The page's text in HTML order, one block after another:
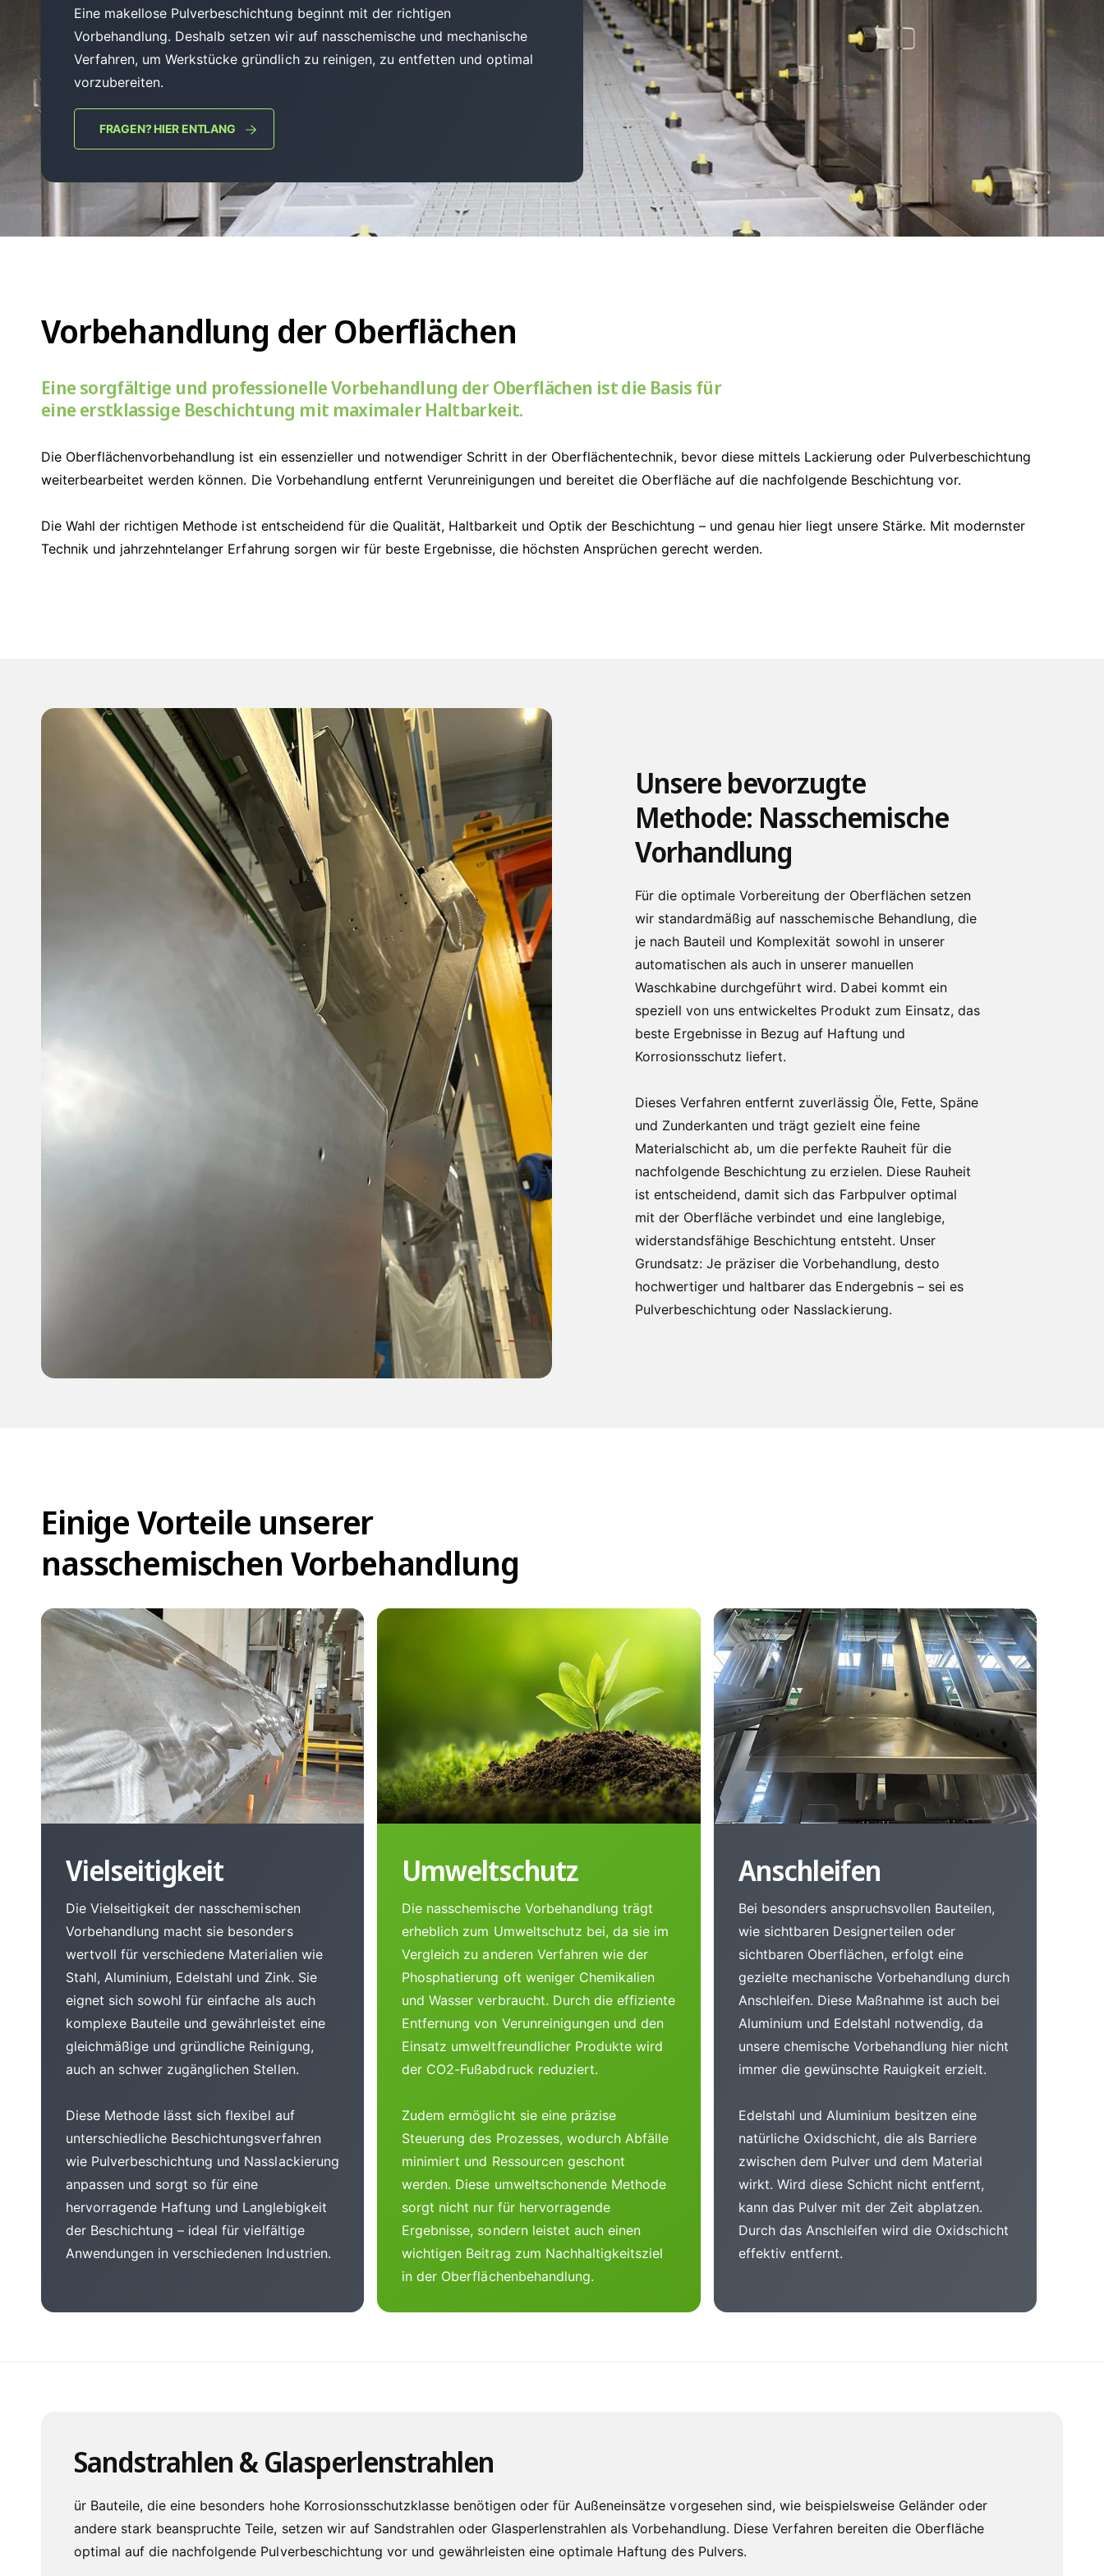
e
s
c
f
t
Eine makellose Pulverbeschichtung beginnt mit der richtigen
Vorbehandlung. Deshalb setzen wir auf nasschemische und mechanische
Verfahren, um Werkstücke gründlich zu reinigen, zu entfetten und optimal
vorzubereiten.
FRAGEN? HIER ENTLANG
Vorbehandlung der Oberflächen
Eine sorgfältige und professionelle Vorbehandlung der Oberflächen ist die Basis für
eine erstklassige Beschichtung mit maximaler Haltbarkeit.
Die Oberflächenvorbehandlung ist ein essenzieller und notwendiger Schritt in der Oberflächentechnik, bevor diese mittels Lackierung oder Pulverbeschichtung
weiterbearbeitet werden können. Die Vorbehandlung entfernt Verunreinigungen und bereitet die Oberfläche auf die nachfolgende Beschichtung vor.
Die Wahl der richtigen Methode ist entscheidend für die Qualität, Haltbarkeit und Optik der Beschichtung – und genau hier liegt unsere Stärke. Mit modernster
Technik und jahrzehntelanger Erfahrung sorgen wir für beste Ergebnisse, die höchsten Ansprüchen gerecht werden.
Unsere bevorzugte
Methode: Nasschemische
Vorhandlung
Für die optimale Vorbereitung der Oberflächen setzen
wir standardmäßig auf nasschemische Behandlung, die
je nach Bauteil und Komplexität sowohl in unserer
automatischen als auch in unserer manuellen
Waschkabine durchgeführt wird. Dabei kommt ein
speziell von uns entwickeltes Produkt zum Einsatz, das
beste Ergebnisse in Bezug auf Haftung und
Korrosionsschutz liefert.
Dieses Verfahren entfernt zuverlässig Öle, Fette, Späne
und Zunderkanten und trägt gezielt eine feine
Materialschicht ab, um die perfekte Rauheit für die
nachfolgende Beschichtung zu erzielen. Diese Rauheit
ist entscheidend, damit sich das Farbpulver optimal
mit der Oberfläche verbindet und eine langlebige,
widerstandsfähige Beschichtung entsteht. Unser
Grundsatz: Je präziser die Vorbehandlung, desto
hochwertiger und haltbarer das Endergebnis – sei es
Pulverbeschichtung oder Nasslackierung.
Einige Vorteile unserer
nasschemischen Vorbehandlung
Vielseitigkeit
Die Vielseitigkeit der nasschemischen
Vorbehandlung macht sie besonders
wertvoll für verschiedene Materialien wie
Stahl, Aluminium, Edelstahl und Zink. Sie
eignet sich sowohl für einfache als auch
komplexe Bauteile und gewährleistet eine
gleichmäßige und gründliche Reinigung,
auch an schwer zugänglichen Stellen.
Diese Methode lässt sich flexibel auf
unterschiedliche Beschichtungsverfahren
wie Pulverbeschichtung und Nasslackierung
anpassen und sorgt so für eine
hervorragende Haftung und Langlebigkeit
der Beschichtung – ideal für vielfältige
Anwendungen in verschiedenen Industrien.
Umweltschutz
Die nasschemische Vorbehandlung trägt
erheblich zum Umweltschutz bei, da sie im
Vergleich zu anderen Verfahren wie der
Phosphatierung oft weniger Chemikalien
und Wasser verbraucht. Durch die effiziente
Entfernung von Verunreinigungen und den
Einsatz umweltfreundlicher Produkte wird
der CO2-Fußabdruck reduziert.
Zudem ermöglicht sie eine präzise
Steuerung des Prozesses, wodurch Abfälle
minimiert und Ressourcen geschont
werden. Diese umweltschonende Methode
sorgt nicht nur für hervorragende
Ergebnisse, sondern leistet auch einen
wichtigen Beitrag zum Nachhaltigkeitsziel
in der Oberflächenbehandlung.
Anschleifen
Bei besonders anspruchsvollen Bauteilen,
wie sichtbaren Designerteilen oder
sichtbaren Oberflächen, erfolgt eine
gezielte mechanische Vorbehandlung durch
Anschleifen. Diese Maßnahme ist auch bei
Aluminium und Edelstahl notwendig, da
unsere chemische Vorbehandlung hier nicht
immer die gewünschte Rauigkeit erzielt.
Edelstahl und Aluminium besitzen eine
natürliche Oxidschicht, die als Barriere
zwischen dem Pulver und dem Material
wirkt. Wird diese Schicht nicht entfernt,
kann das Pulver mit der Zeit abplatzen.
Durch das Anschleifen wird die Oxidschicht
effektiv entfernt.
Sandstrahlen & Glasperlenstrahlen
ür Bauteile, die eine besonders hohe Korrosionsschutzklasse benötigen oder für Außeneinsätze vorgesehen sind, wie beispielsweise Geländer oder
andere stark beanspruchte Teile, setzen wir auf Sandstrahlen oder Glasperlenstrahlen als Vorbehandlung. Diese Verfahren bereiten die Oberfläche
optimal auf die nachfolgende Pulverbeschichtung vor und gewährleisten eine optimale Haftung des Pulvers.